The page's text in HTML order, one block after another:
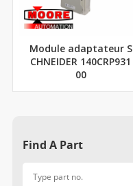
Module adaptateur S
CHNEIDER 140CRP931
00
Find A Part